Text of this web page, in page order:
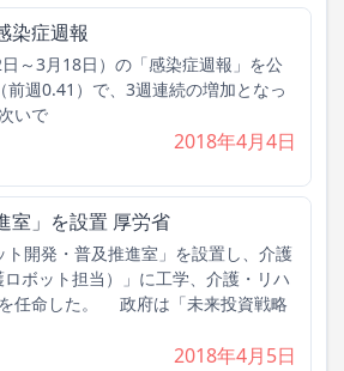
染症週報
～3月18日）の「感染症週報」を公
週0.41）で、3週連続の増加となっ
いで
2018年4月4日
室」を設置 厚労省
開発・普及推進室」を設置し、介護
ボット担当）」に工学、介護・リハ
任命した。 政府は「未来投資戦略
2018年4月5日